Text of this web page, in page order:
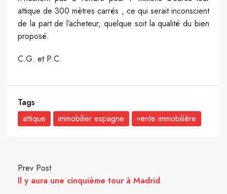
attique de 300 mètres carrés , ce qui serait inconscient
de la part de l’acheteur, quelque soit la qualité du bien
proposé.
C.G. et P.C.
Tags
attique
immobilier espagne vente immobilière
Prev Post
Il y aura une cinquième tour à Madrid